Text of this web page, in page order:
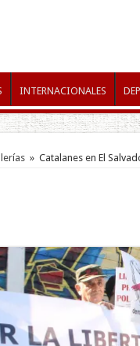
INTERNACIONALES
» Catalanes en El